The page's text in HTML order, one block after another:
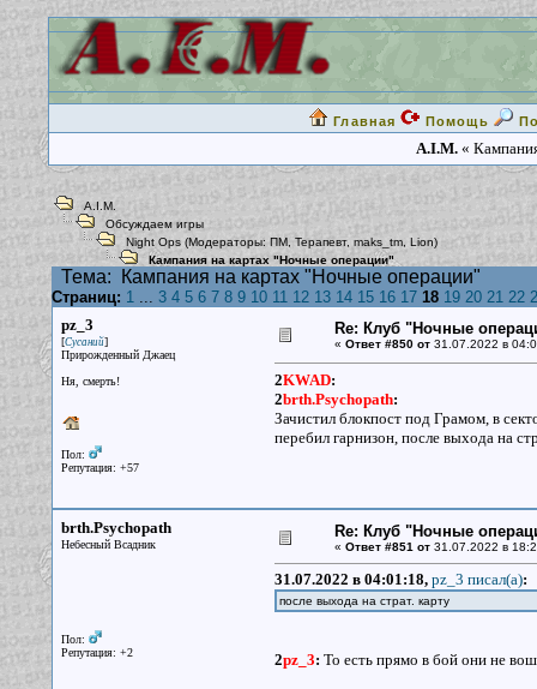
Главная Помощь
A.I.M. «
A.I.M.
Обсуждаем игры
Night Ops (Модераторы: ПМ,Терапевт, maks_tm, Lion)
Кампания на картах "Ночные операции"
Тема: Кампания на картах "Ночные операции"
Страниц: 1... 3 4 5 6 7 8 9 10 11 12 13 14 15 16 17 18 19 20 21 22
pz_3
[Сусаний]
Прирожденный Джаец
Ня, смерть!
Пол:
Репутация: +57
Re: Клуб "Ночные
« Ответ #850 от31.07.2022 в
2KWAD:
2brth.Psychopath:
Зачистил блокпост под Грамом, в
перебил гарнизон, после выхода на
brth.Psychopath
Небесный Всадник
Пол:
Репутация: +2
Re: Клуб "Ночные
« Ответ #851 от31.07.2022 в
31.07.2022 в 04:01:18, pz_3 писал(a):
после выхода на страт. карту
2pz_3: То есть прямо в бой они не